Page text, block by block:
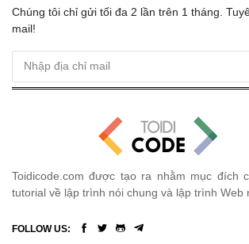
Chúng tôi chỉ gửi tối đa 2 lần trên 1 tháng.
mail!
Toidicode.com được tạo ra nhằm mục đích
tutorial về lập trình nói chung và lập trình Web
FOLLOW US: